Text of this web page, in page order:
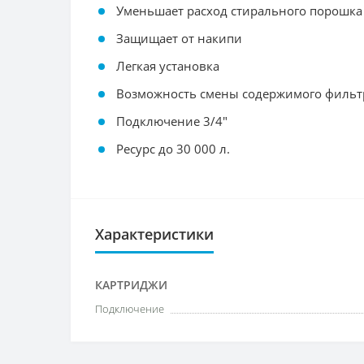
Уменьшает расход стирального порошка
Защищает от накипи
Легкая установка
Возможность смены содержимого
Подключение 3/4"
Ресурс до 30 000 л.
Характеристики
КАРТРИДЖИ
Подключение